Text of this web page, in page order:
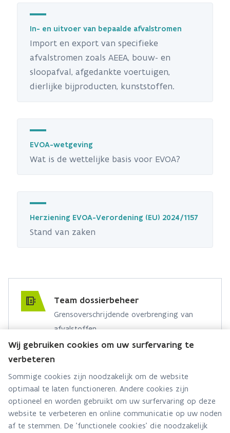
In- en uitvoer van bepaalde afvalstromen
Import en export van specifieke
afvalstromen zoals AEEA, bouw- en
sloopafval, afgedankte voertuigen,
dierlijke bijproducten, kunststoffen.
EVOA-wetgeving
Wat is de wettelijke basis voor EVOA?
Herziening EVOA-Verordening (EU) 2024/1157
Stand van zaken
Team dossierbeheer
Grensoverschrijdende overbrenging van
afvalstoffen
Hebt u een vraag voor dit team? Stel ze hier:
Via contact formulier
Alle contactgegevens
Adres
Stationsstraat 110
Wij gebruiken cookies om uw surfervaring te
verbeteren
Sommige cookies zijn noodzakelijk om de website
optimaal te laten functioneren. Andere cookies zijn
optioneel en worden gebruikt om uw surfervaring op deze
website te verbeteren en online communicatie op uw noden
af te stemmen. De 'functionele cookies' die noodzakelijk